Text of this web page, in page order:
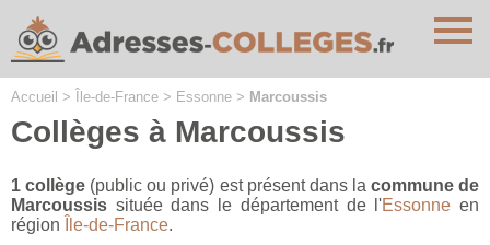
Accueil > Île-de-France > Essonne > Marcoussis
Collèges à Marcoussis
1 collège (public ou privé) est présent dans la commune de
Marcoussis située dans le département de l'Essonne en
région
Île-de-France.